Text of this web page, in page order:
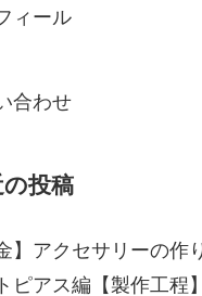
ィール
合わせ
投稿
】アクセサリーの作
ピアス編【製作工程】